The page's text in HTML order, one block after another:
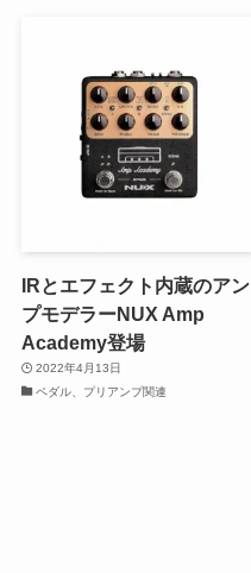
IRとエフェクト内蔵のアン
プモデラーNUX Amp
Academy登場
2022年4月13日
ペダル、プリアンプ関連